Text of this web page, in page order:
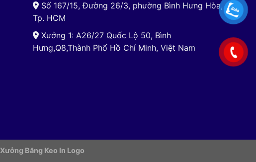
Số 167/15, Đường 26/3, phường Bình Hưng Hòa,
Tp. HCM
Xưởng 1: A26/27 Quốc Lộ 50, Bình
Hưng,Q8,Thành Phố Hồ Chí Minh, Việt Nam
Xưởng Băng Keo In Logo